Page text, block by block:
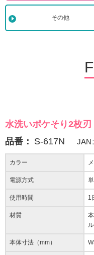
その他
水洗いポケそり2枚刃
品番： S-617N JAN
カラー
電源方式
使用時間 1
材質
本体寸法（mm）